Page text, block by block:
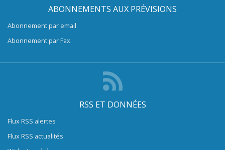
ABONNEMENTS AUX PRÉVISIONS
Abonnement par email
Abonnement par Fax
RSS ET DONNÉES
Flux RSS alertes
Flux RSS actualités